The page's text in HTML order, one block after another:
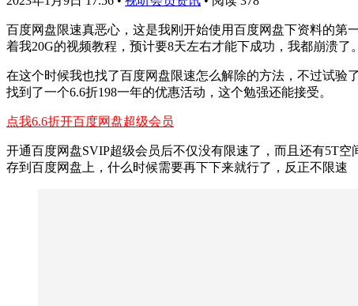
百度网盘限速真恶心，这是我刚开始使用百度网盘下资料的第
着我20G的视频教程，预计要8天左右才能下成功，我都崩溃了。
在这个时候我也找了百度网盘限速怎么解除的方法，不过试验
找到了一个6.6折198一年的优惠活动，这个勉强还能接受。
点我6.6折开百度网盘超级会员
开通百度网盘SVIP超级会员后不仅没有限速了，而且还有5T
存到百度网盘上，什么时候需要再下下来就行了，反正不限速